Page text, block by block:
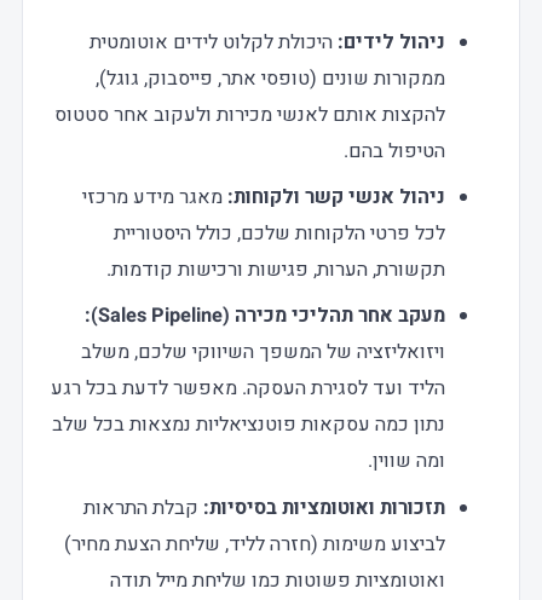
ניהול לידים: היכולת לקלוט לידים אוטומטית
ממקורות שונים (טופסי אתר, פייסבוק, גוגל),
להקצות אותם לאנשי מכירות ולעקוב אחר סטטוס
הטיפול בהם.
ניהול אנשי קשר ולקוחות: מאגר מידע מרכזי
לכל פרטי הלקוחות שלכם, כולל היסטוריית
תקשורת, הערות, פגישות ורכישות קודמות.
מעקב אחר תהליכי מכירה (Sales Pipeline):
ויזואליזציה של המשפך השיווקי שלכם, משלב
הליד ועד לסגירת העסקה. מאפשר לדעת בכל רגע
נתון כמה עסקאות פוטנציאליות נמצאות בכל שלב
ומה שווין.
תזכורות ואוטומציות בסיסיות: קבלת התראות
לביצוע משימות (חזרה לליד, שליחת הצעת מחיר)
ואוטומציות פשוטות כמו שליחת מייל תודה